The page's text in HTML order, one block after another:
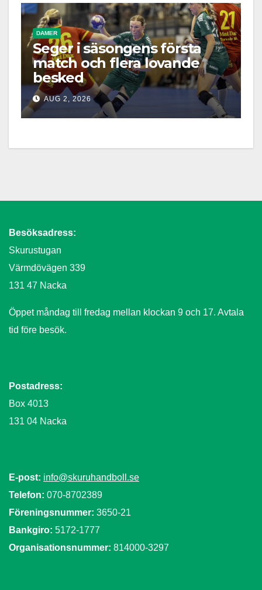
DAMER
Seger i säsongens första
match och flera lovande
besked
AUG 2, 2026
Besöksadress:
Skurustugan
Värmdövägen 339
131 47 Nacka
Öppet måndag till fredag mellan klockan 9 och 17. Avtala
tid före besök.
Postadress:
Box 4013
131 04 Nacka
E-post: info@skuruhandboll.se
Telefon: 070-8702389
Föreningsnummer: 3650-21
Bankgiro: 5172-1777
Organisationsnummer: 814000-3297